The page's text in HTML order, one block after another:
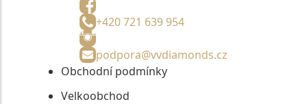
+420 721 639 954
podpora@vvdiamonds.cz
Obchodní podmínky
Velkoobchod